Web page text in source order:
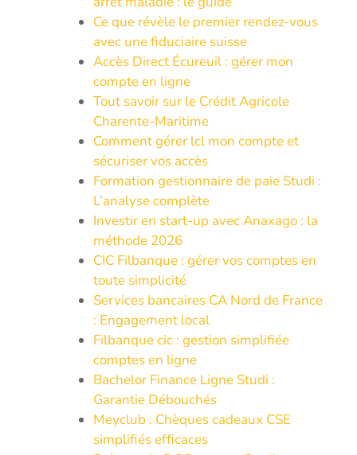
Ce que révèle le premier rendez-vous
avec une fiduciaire suisse
Accès Direct Écureuil : gérer mon
compte en ligne
Tout savoir sur le Crédit Agricole
Charente-Maritime
Comment gérer lcl mon compte et
sécuriser vos accès
Formation gestionnaire de paie Studi :
L’analyse complète
Investir en start-up avec Anaxago : la
méthode 2026
CIC Filbanque : gérer vos comptes en
toute simplicité
Services bancaires CA Nord de France
: Engagement local
Filbanque cic : gestion simplifiée
comptes en ligne
Bachelor Finance Ligne Studi :
Garantie Débouchés
Meyclub : Chèques cadeaux CSE
simplifiés efficaces